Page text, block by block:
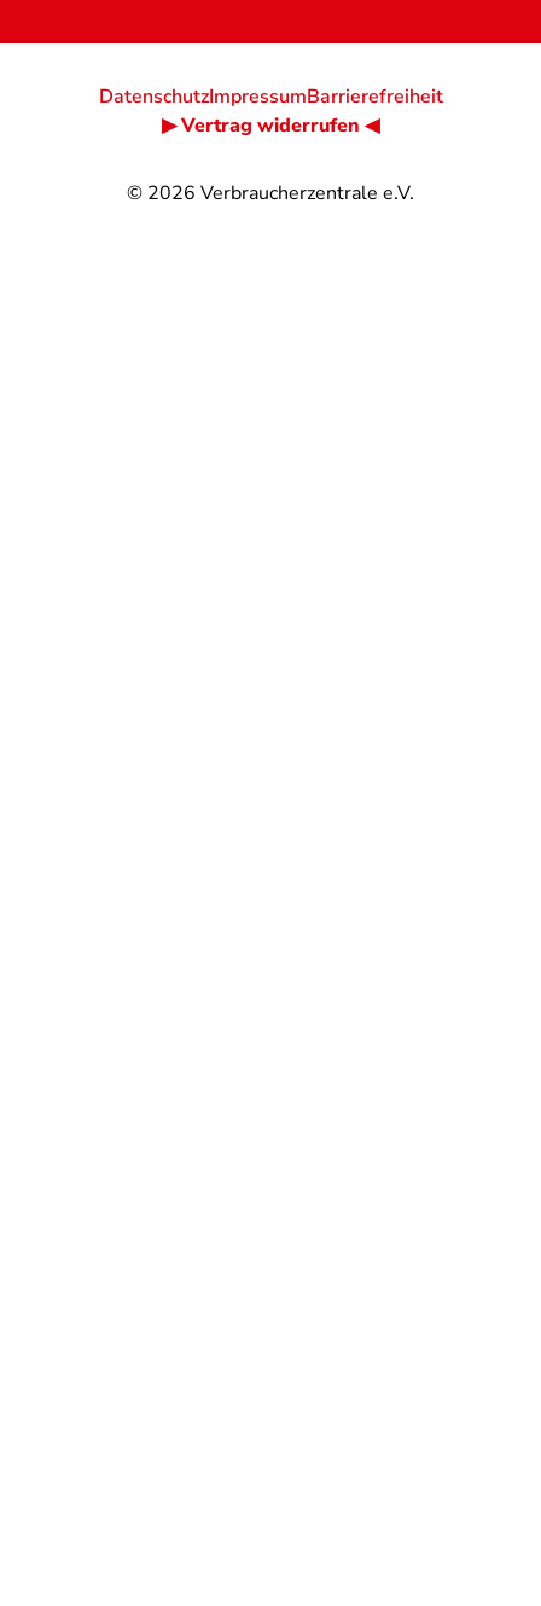
© 2026 Verbraucherzentrale e.V.
DatenschutzImpressumBarrierefreiheit
▶ Vertrag widerrufen ◀